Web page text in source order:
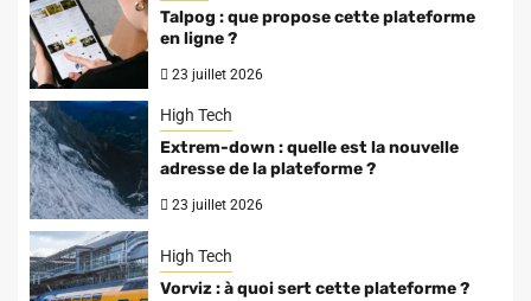
Talpog : que propose cette plateforme
en ligne ?
23 juillet 2026
High Tech
Extrem-down : quelle est la nouvelle
adresse de la plateforme ?
23 juillet 2026
High Tech
Vorviz : à quoi sert cette plateforme ?